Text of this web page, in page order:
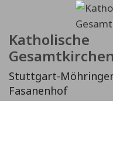
springen
Katholische
Stuttgart-
Fasanenhof